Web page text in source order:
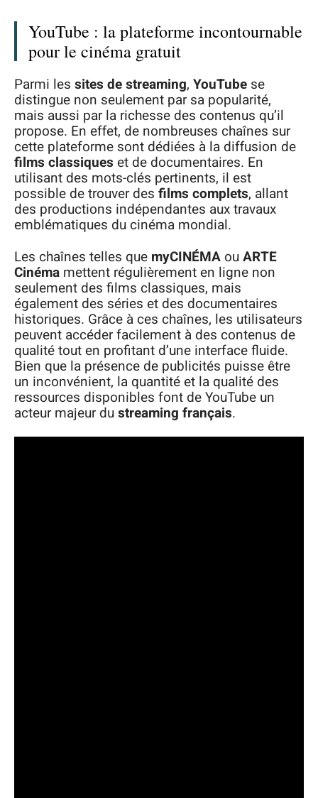
YouTube : la plateforme incontournable
pour le cinéma gratuit
Parmi les sites de streaming, YouTube se
distingue non seulement par sa popularité,
mais aussi par la richesse des contenus qu’il
propose. En effet, de nombreuses chaînes sur
cette plateforme sont dédiées à la diffusion de
films classiques et de documentaires. En
utilisant des mots-clés pertinents, il est
possible de trouver des films complets, allant
des productions indépendantes aux travaux
emblématiques du cinéma mondial.
Les chaînes telles que myCINÉMA ouARTE
Cinéma mettent régulièrement en ligne non
seulement des films classiques, mais
également des séries et des documentaires
historiques. Grâce à ces chaînes, les utilisateurs
peuvent accéder facilement à des contenus de
qualité tout en profitant d’une interface fluide.
Bien que la présence de publicités puisse être
un inconvénient, la quantité et la qualité des
ressources disponibles font de YouTube un
acteur majeur dustreaming français.